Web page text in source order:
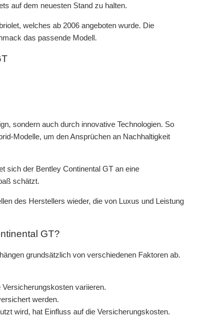
auf dem neuesten Stand zu halten.
welches ab 2006 angeboten wurde. Die
das passende Modell.
sondern auch durch innovative Technologien. So
Modelle, um den Ansprüchen an Nachhaltigkeit
sich der Bentley Continental GT an eine
schätzt.
des Herstellers wieder, die von Luxus und Leistung
GT?
grundsätzlich von verschiedenen Faktoren ab.
variieren.
werden.
wird, hat Einfluss auf die Versicherungskosten.